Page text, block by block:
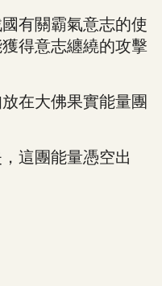
有關霸氣意志的使
得意志纏繞的攻擊
在大佛果實能量團
這團能量憑空出